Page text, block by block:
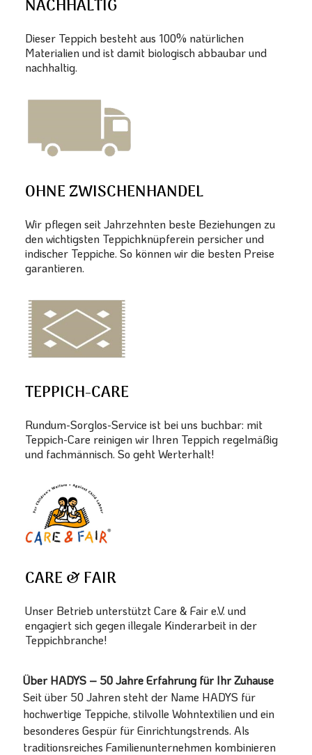
NACHHALTIG
Dieser Teppich besteht aus 100% natürlichen
Materialien und ist damit biologisch abbaubar und
nachhaltig.
OHNE ZWISCHENHANDEL
Wir pflegen seit Jahrzehnten beste Beziehungen zu
den wichtigsten Teppichknüpferein persicher und
indischer Teppiche. So können wir die besten Preise
garantieren.
TEPPICH-CARE
Rundum-Sorglos-Service ist bei uns buchbar: mit
Teppich-Care reinigen wir Ihren Teppich regelmäßig
und fachmännisch. So geht Werterhalt!
CARE & FAIR
Unser Betrieb unterstützt Care & Fair e.V. und
engagiert sich gegen illegale Kinderarbeit in der
Teppichbranche!
Über HADYS – 50 Jahre Erfahrung für Ihr Zuhause
Seit über 50 Jahren steht der Name HADYS für
hochwertige Teppiche, stilvolle Wohntextilien und ein
besonderes Gespür für Einrichtungstrends. Als
traditionsreiches Familienunternehmen kombinieren